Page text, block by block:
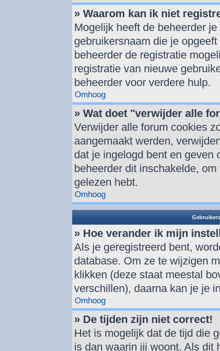
» Waarom kan ik niet
Mogelijk heeft de beheerder
gebruikersnaam die je
beheerder de registratie
registratie van nieuwe
beheerder voor verdere hulp.
Omhoog
» Wat doet "verwijder alle
Verwijder alle forum cookies
aangemaakt werden,
dat je ingelogd bent en geven
beheerder dit inschakelde,
gelezen hebt.
Omhoog
» Hoe verander ik mijn
Als je geregistreerd bent,
database. Om ze te wijzigen
klikken (deze staat meestal
verschillen), daarna kan je je
Omhoog
» De tijden zijn niet correct!
Het is mogelijk dat de tijd die
is dan waarin jij woont. Als dit